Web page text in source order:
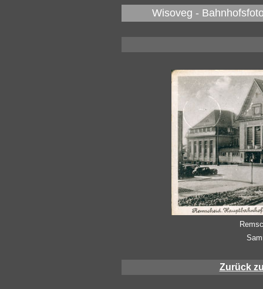
Wisoveg -
Zurück